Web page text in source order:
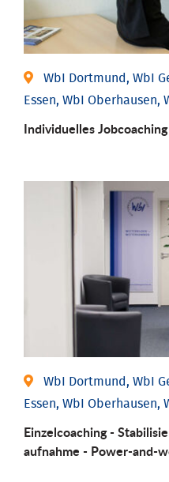
WbI Dortmund, WbI
Essen, WbI Oberhausen,
Individu­elles
WbI Dortmund, WbI
Essen, WbI Oberhausen,
Einzel­coaching -
aufnahme - Power-and-